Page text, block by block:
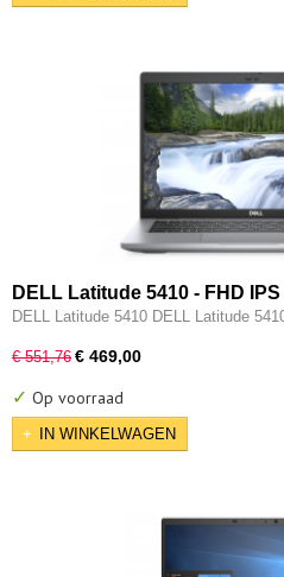
DELL Latitude 5410 - FHD
16GB - 512GB SSD - Intel
DELL Latitude 5410 DELL Latitude
€ 551,76 € 469,00
✓ Op voorraad
IN WINKELWAGEN